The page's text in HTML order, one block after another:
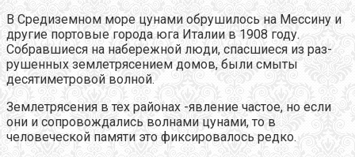
В Средиземном море цунами обрушилось на Мессину и
другие портовые города юга Италии в 1908 году.
Собравшиеся на набережной люди, спасшиеся из раз-
рушенных землетрясением домов, были смыты
десятиметровой волной.
Землетрясения в тех районах -явление частое, но если
они и сопровождались волнами цунами, то в
человеческой памяти это фиксировалось редко.